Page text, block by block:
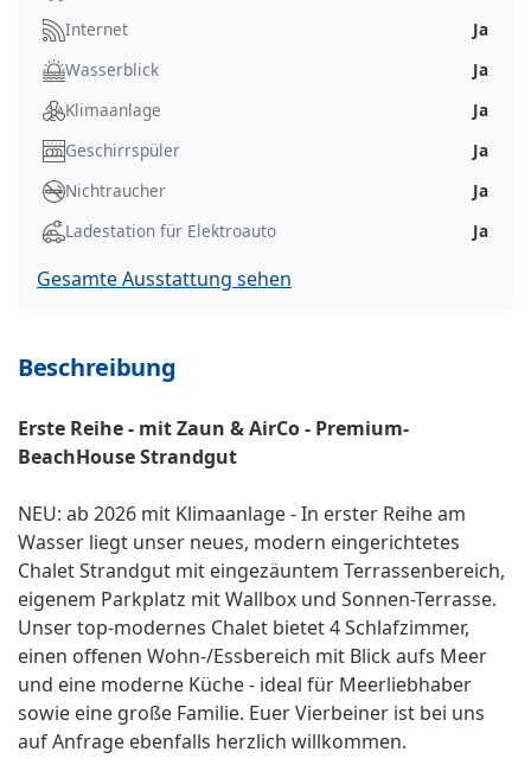
Internet
Ja
Wasserblick
Ja
Klimaanlage
Ja
Geschirrspüler
Ja
Nichtraucher
Ja
Ladestation für Elektroauto
Ja
Gesamte Ausstattung sehen
Beschreibung
Erste Reihe - mit Zaun & AirCo - Premium-
BeachHouse Strandgut
NEU: ab 2026 mit Klimaanlage - In erster Reihe am
Wasser liegt unser neues, modern eingerichtetes
Chalet Strandgut mit eingezäuntem Terrassenbereich,
eigenem Parkplatz mit Wallbox und Sonnen-Terrasse.
Unser top-modernes Chalet bietet 4 Schlafzimmer,
einen offenen Wohn-/Essbereich mit Blick aufs Meer
und eine moderne Küche - ideal für Meerliebhaber
sowie eine große Familie. Euer Vierbeiner ist bei uns
auf Anfrage ebenfalls herzlich willkommen.